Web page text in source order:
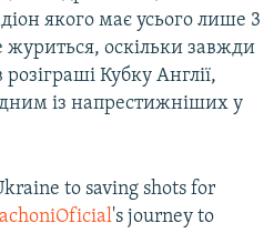
якого має усього лише 3
журиться, оскільки завжди
Кубку Англії,
із напрестижніших у
to saving shots for
's journey to